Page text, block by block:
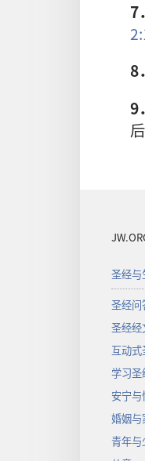
7．
8．
9．
圣经与
圣经问
圣经经
互动
学习圣
安宁与
婚姻与
青年与